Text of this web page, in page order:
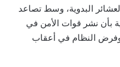
البدوية، وسط تصاعد
بأن نشر قوات الأمن في
وفرض النظام في أعقاب